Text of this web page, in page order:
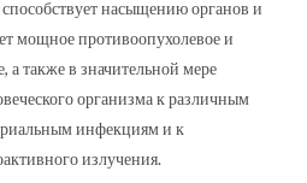
насыщению органов и
мощное противоопухолевое и
а также в значительной мере
организма к различным
инфекциям и к
излучения.